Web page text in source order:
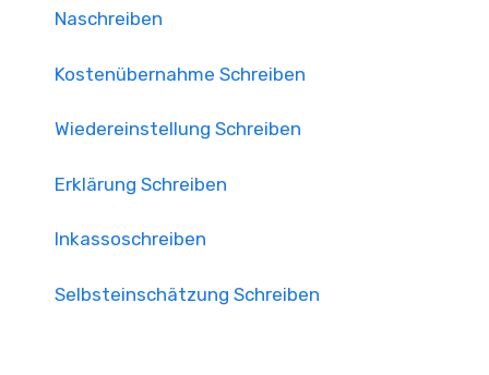
Naschreiben
Kostenübernahme Schreiben
Wiedereinstellung Schreiben
Erklärung Schreiben
Inkassoschreiben
Selbsteinschätzung Schreiben